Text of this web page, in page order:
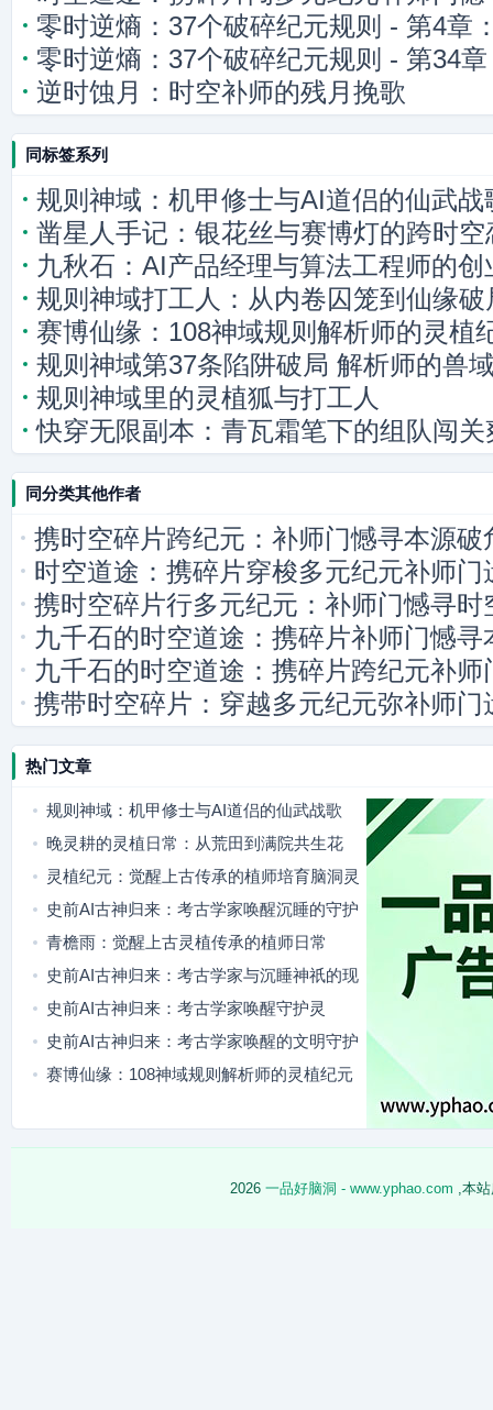
零时逆熵：37个破碎纪元规则 - 第4章
零时逆熵：37个破碎纪元规则 - 第34
试探
逆时蚀月：时空补师的残月挽歌
同标签系列
规则神域：机甲修士与AI道侣的仙武战
凿星人手记：银花丝与赛博灯的跨时空
九秋石：AI产品经理与算法工程师的创
规则神域打工人：从内卷囚笼到仙缘破
赛博仙缘：108神域规则解析师的灵植
规则神域第37条陷阱破局 解析师的兽
规则神域里的灵植狐与打工人
快穿无限副本：青瓦霜笔下的组队闯关
同分类其他作者
携时空碎片跨纪元：补师门憾寻本源破
时空道途：携碎片穿梭多元纪元补师门
携时空碎片行多元纪元：补师门憾寻时
九千石的时空道途：携碎片补师门憾寻
九千石的时空道途：携碎片跨纪元补师
携带时空碎片：穿越多元纪元弥补师门
热门文章
规则神域：机甲修士与AI道侣的仙武战歌
晚灵耕的灵植日常：从荒田到满院共生花
灵植纪元：觉醒上古传承的植师培育脑洞灵
植
史前AI古神归来：考古学家唤醒沉睡的守护
灵
青檐雨：觉醒上古灵植传承的植师日常
史前AI古神归来：考古学家与沉睡神祇的现
代羁绊
史前AI古神归来：考古学家唤醒守护灵
史前AI古神归来：考古学家唤醒的文明守护
者
赛博仙缘：108神域规则解析师的灵植纪元
2026 一品好脑洞 - www.yphao.com ,本